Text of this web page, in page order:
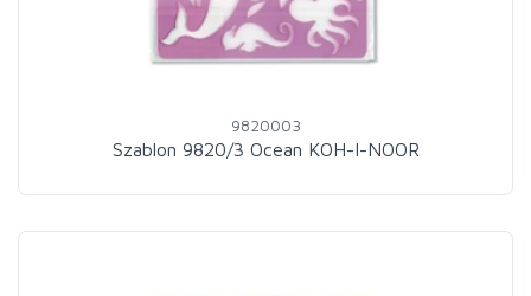
9820003
Szablon 9820/3 Ocean KOH-I-NOOR